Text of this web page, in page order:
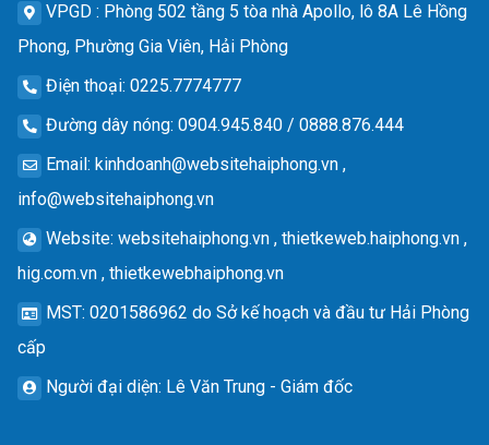
VPGD : Phòng 502 tầng 5 tòa nhà Apollo, lô 8A Lê Hồng
Phong, Phường Gia Viên, Hải Phòng
Điện thoại: 0225.7774777
Đường dây nóng: 0904.945.840 / 0888.876.444
Email : kinhdoanh@websitehaiphong.vn ,
info@websitehaiphong.vn
Website: websitehaiphong.vn , thietkeweb.haiphong.vn ,
hig.com.vn , thietkewebhaiphong.vn
MST: 0201586962 do Sở kế hoạch và đầu tư Hải Phòng
cấp
Người đại diện: Lê Văn Trung - Giám đốc